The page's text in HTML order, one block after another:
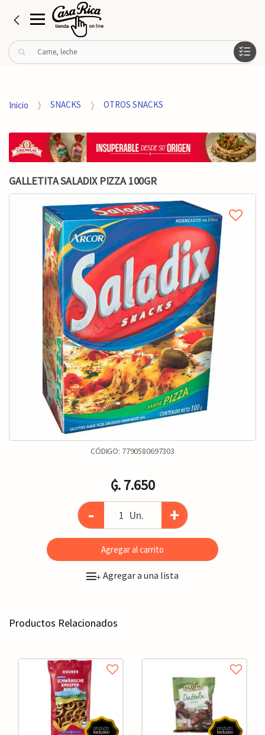
B
u
r
o
Inicio SNACKS OTROS SNACKS
GALLETITA SALADIX PIZZA 100GR
CÓDIGO: 7790580697303
₲. 7.650
- Un. +
Agregar al carrito
+Agregar a una lista
Productos Relacionados